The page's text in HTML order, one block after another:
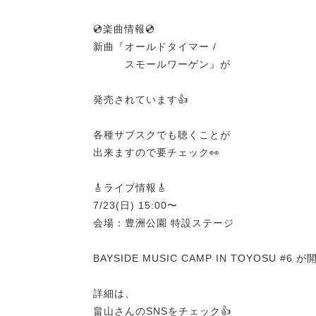
💿楽曲情報💿
新曲『オールドタイマー /
スモールワーゲン』が
発売されています👍
各種サブスクでも聴くことが
出来ますので要チェック👀
🎸ライブ情報🎸
7/23(日) 15:00〜
会場：豊洲公園 特設ステージ
BAYSIDE MUSIC CAMP IN TOYOSU #6 が
詳細は、
畠山さんのSNSをチェック👍